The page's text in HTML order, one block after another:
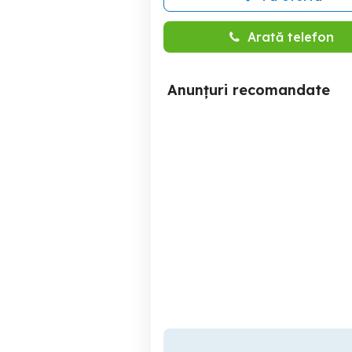
Arată telefon
Anunțuri recomandate